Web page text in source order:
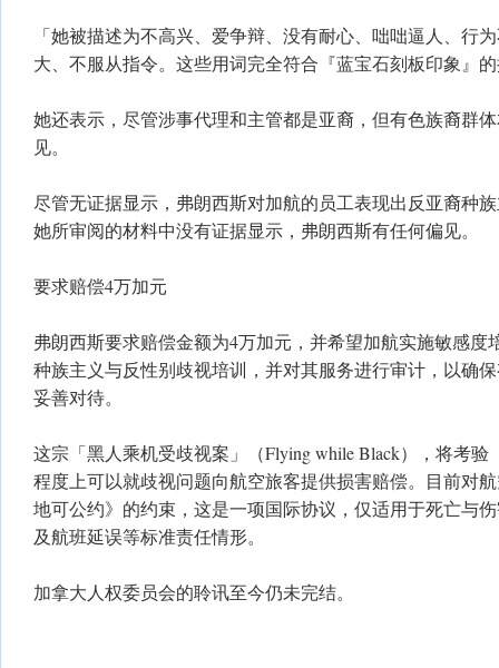
「她被描述为不高兴、爱争辩、没有耐心、咄咄逼人、行
大、不服从指令。这些用词完全符合『蓝宝石刻板印象』
她还表示，尽管涉事代理和主管都是亚裔，但有色族裔群
见。
尽管无证据显示，弗朗西斯对加航的员工表现出反亚裔种
她所审阅的材料中没有证据显示，弗朗西斯有任何偏见。
要求赔偿4万加元
弗朗西斯要求赔偿金额为4万加元，并希望加航实施敏感度
种族主义与反性别歧视培训，并对其服务进行审计，以确
妥善对待。
这宗「黑人乘机受歧视案」（Flying while Black），将考
程度上可以就歧视问题向航空旅客提供损害赔偿。目前对
地可公约》的约束，这是一项国际协议，仅适用于死亡与
及航班延误等标准责任情形。
加拿大人权委员会的聆讯至今仍未完结。